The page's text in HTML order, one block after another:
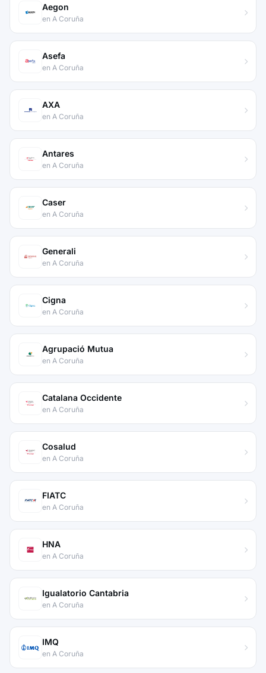
Aegon
en A Coruña
Asefa
en A Coruña
AXA
en A Coruña
Antares
en A Coruña
Caser
en A Coruña
Generali
en A Coruña
Cigna
en A Coruña
Agrupació Mutua
en A Coruña
Catalana Occidente
en A Coruña
Cosalud
en A Coruña
FIATC
en A Coruña
HNA
en A Coruña
Igualatorio Cantabria
en A Coruña
IMQ
en A Coruña